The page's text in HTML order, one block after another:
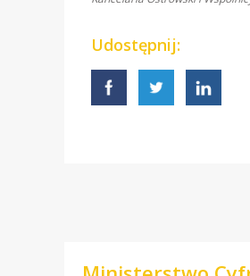
Udostępnij: